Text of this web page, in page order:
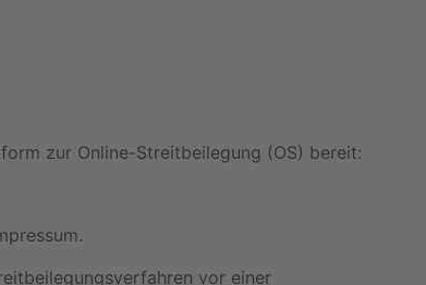
zur Online-Streitbeilegung (OS) bereit:
vor einer